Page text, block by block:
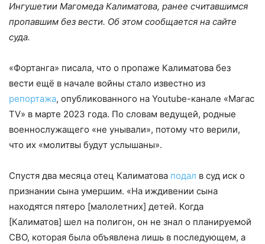
Ингушетии Магомеда Калиматова, ранее считавшимся
пропавшим без вести. Об этом сообщается на сайте
суда.
«Фортанга» писала, что о пропаже Калиматова без
вести ещё в начале войны стало известно из
репортажа, опубликованного на Youtube-канале «Магас
TV» в марте 2023 года. По словам ведущей, родные
военнослужащего «не унывали», потому что верили,
что их «молитвы будут услышаны».
Спустя два месяца отец Калиматова подал в суд иск о
признании сына умершим. «На иждивении сына
находятся пятеро [малолетних] детей. Когда
[Калиматов] шел на полигон, он не знал о планируемой
СВО, которая была объявлена лишь в последующем, а